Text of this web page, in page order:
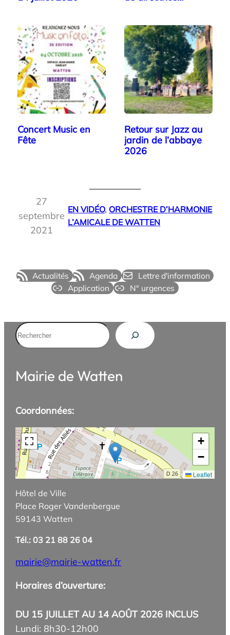
Concert Music en
Fête
Retour sur Jazz au
jardin de l’abbaye
2026
27
septembre
2021
EN VIDÉO, ORCHESTRE D’HARMONIE
L’AMICALE DE WATTEN
Actualités Agenda
Lettre d'information
Application
N° urgences
Rechercher
Mairie de Watten
Coordonnées:
+
−
Leaflet
Hôtel de Ville
Place Roger Vandenbergue
59143 Watten
Tél.: 03 21 88 26 04
mairie@mairie-watten.fr
Horaires d’ouverture:
DU 15 JUILLET AU 14 AOÛT 2026 INCLUS
Lundi: 8h30-12h00